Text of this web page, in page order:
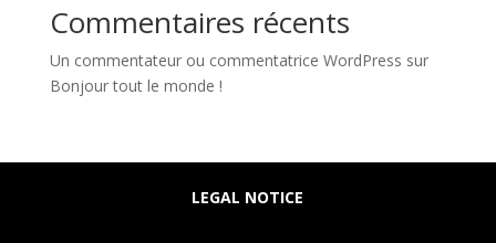
Commentaires récents
Un commentateur ou commentatrice WordPress sur
Bonjour tout le monde !
LEGAL NOTICE